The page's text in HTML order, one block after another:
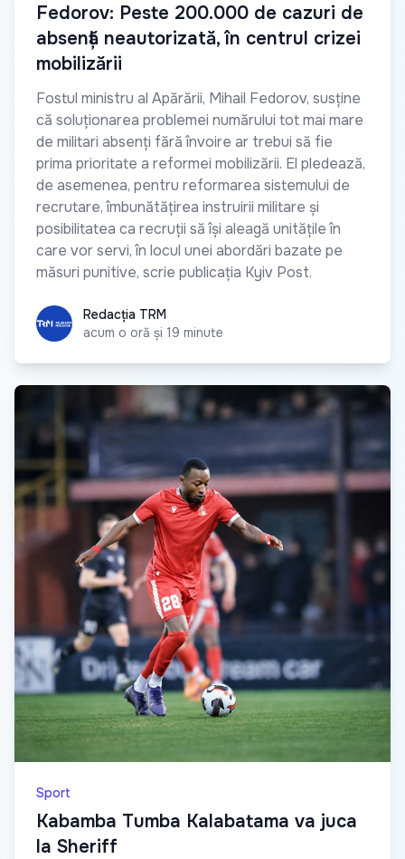
Fedorov: Peste 200.000 de cazuri de
absență neautorizată, în centrul crizei
mobilizării
Fostul ministru al Apărării, Mihail Fedorov, susține
că soluționarea problemei numărului tot mai mare
de militari absenți fără învoire ar trebui să fie
prima prioritate a reformei mobilizării. El pledează,
de asemenea, pentru reformarea sistemului de
recrutare, îmbunătățirea instruirii militare și
posibilitatea ca recruții să își aleagă unitățile în
care vor servi, în locul unei abordări bazate pe
măsuri punitive, scrie publicația Kyiv Post.
Redacția TRM
Redacția TRM
acum o oră și 19 minute
Sport
Kabamba Tumba Kalabatama va juca
la Sheriff